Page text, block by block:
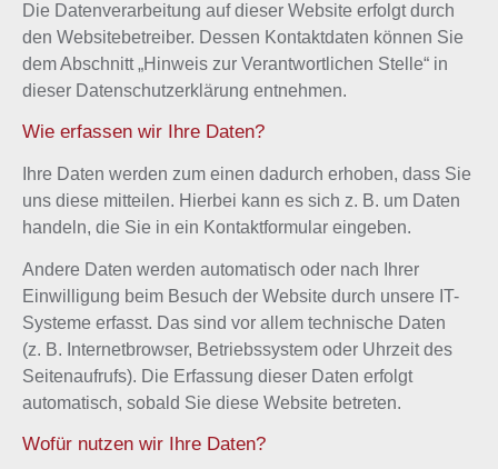
Die Datenverarbeitung auf dieser Website erfolgt durch
den Websitebetreiber. Dessen Kontaktdaten können Sie
dem Abschnitt „Hinweis zur Verantwortlichen Stelle“ in
dieser Datenschutzerklärung entnehmen.
Wie erfassen wir Ihre Daten?
Ihre Daten werden zum einen dadurch erhoben, dass Sie
uns diese mitteilen. Hierbei kann es sich z. B. um Daten
handeln, die Sie in ein Kontaktformular eingeben.
Andere Daten werden automatisch oder nach Ihrer
Einwilligung beim Besuch der Website durch unsere IT-
Systeme erfasst. Das sind vor allem technische Daten
(z. B. Internetbrowser, Betriebssystem oder Uhrzeit des
Seitenaufrufs). Die Erfassung dieser Daten erfolgt
automatisch, sobald Sie diese Website betreten.
Wofür nutzen wir Ihre Daten?